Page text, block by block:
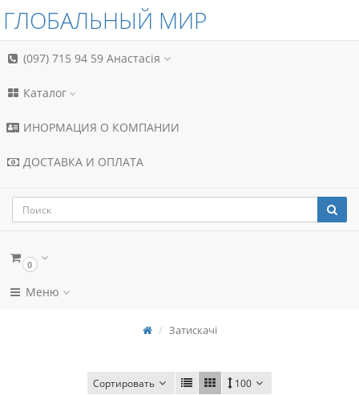
ГЛОБАЛЬНЫЙ МИР
(097) 715 94 59 Анастасія
Каталог
ИНОРМАЦИЯ О КОМПАНИИ
ДОСТАВКА И ОПЛАТА
0
Меню
Затискачі
Сортировать 100